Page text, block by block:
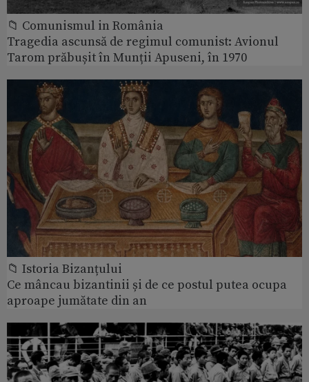
📁 Comunismul in România
Tragedia ascunsă de regimul comunist: Avionul
Tarom prăbușit în Munții Apuseni, în 1970
📁 Istoria Bizanțului
Ce mâncau bizantinii și de ce postul putea ocupa
aproape jumătate din an